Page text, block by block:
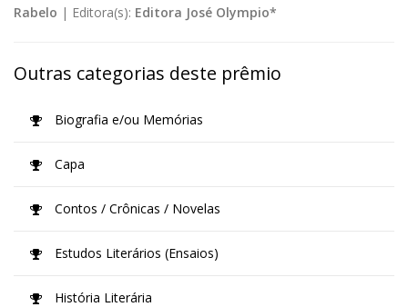
Rabelo | Editora(s): Editora José Olympio*
Outras categorias deste prêmio
Biografia e/ou Memórias
Capa
Contos / Crônicas / Novelas
Estudos Literários (Ensaios)
História Literária